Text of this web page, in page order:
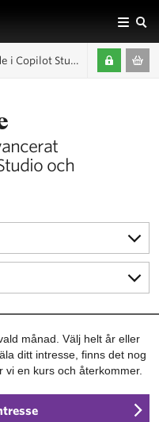
DISTANS Avancerat agentbyggande i Copilot Studio och Microsoft 365
och
månad. Välj helt år eller
ditt intresse, finns det nog
en kurs och återkommer.